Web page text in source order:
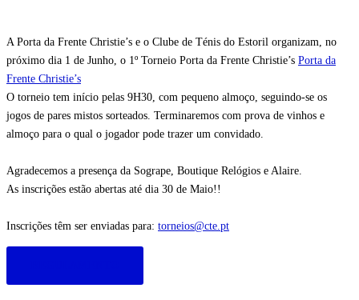
A Porta da Frente Christie’s e o Clube de Ténis do Estoril organizam, no
próximo dia 1 de Junho, o 1º Torneio Porta da Frente Christie’s Porta da
Frente Christie’s
O torneio tem início pelas 9H30, com pequeno almoço, seguindo-se os
jogos de pares mistos sorteados. Terminaremos com prova de vinhos e
almoço para o qual o jogador pode trazer um convidado.
Agradecemos a presença da Sogrape, Boutique Relógios e Alaire.
As inscrições estão abertas até dia 30 de Maio!!
Inscrições têm ser enviadas para: torneios@cte.pt